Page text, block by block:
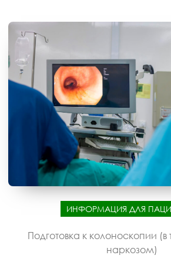
ИНФОРМАЦИЯ ДЛЯ
Подготовка к колоноскопии
наркозом)